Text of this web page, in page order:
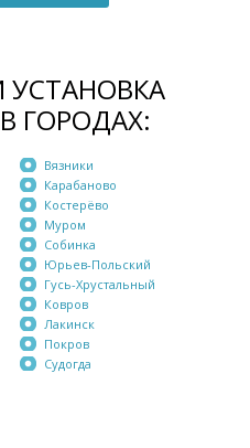
УСТАНОВКА
ГОРОДАХ:
Вязники
Карабаново
Костерёво
Муром
Собинка
Юрьев-Польский
Гусь-Хрустальный
Ковров
Лакинск
Покров
Судогда